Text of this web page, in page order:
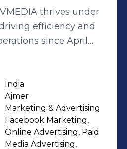
thrives under
efficiency and
since April
foundation in
engineering from
and specialized
skills from
blend
with marketing
India
Ajmer
Marketing & Advertising
Facebook Marketing,
Online Advertising, Paid
Media Advertising,